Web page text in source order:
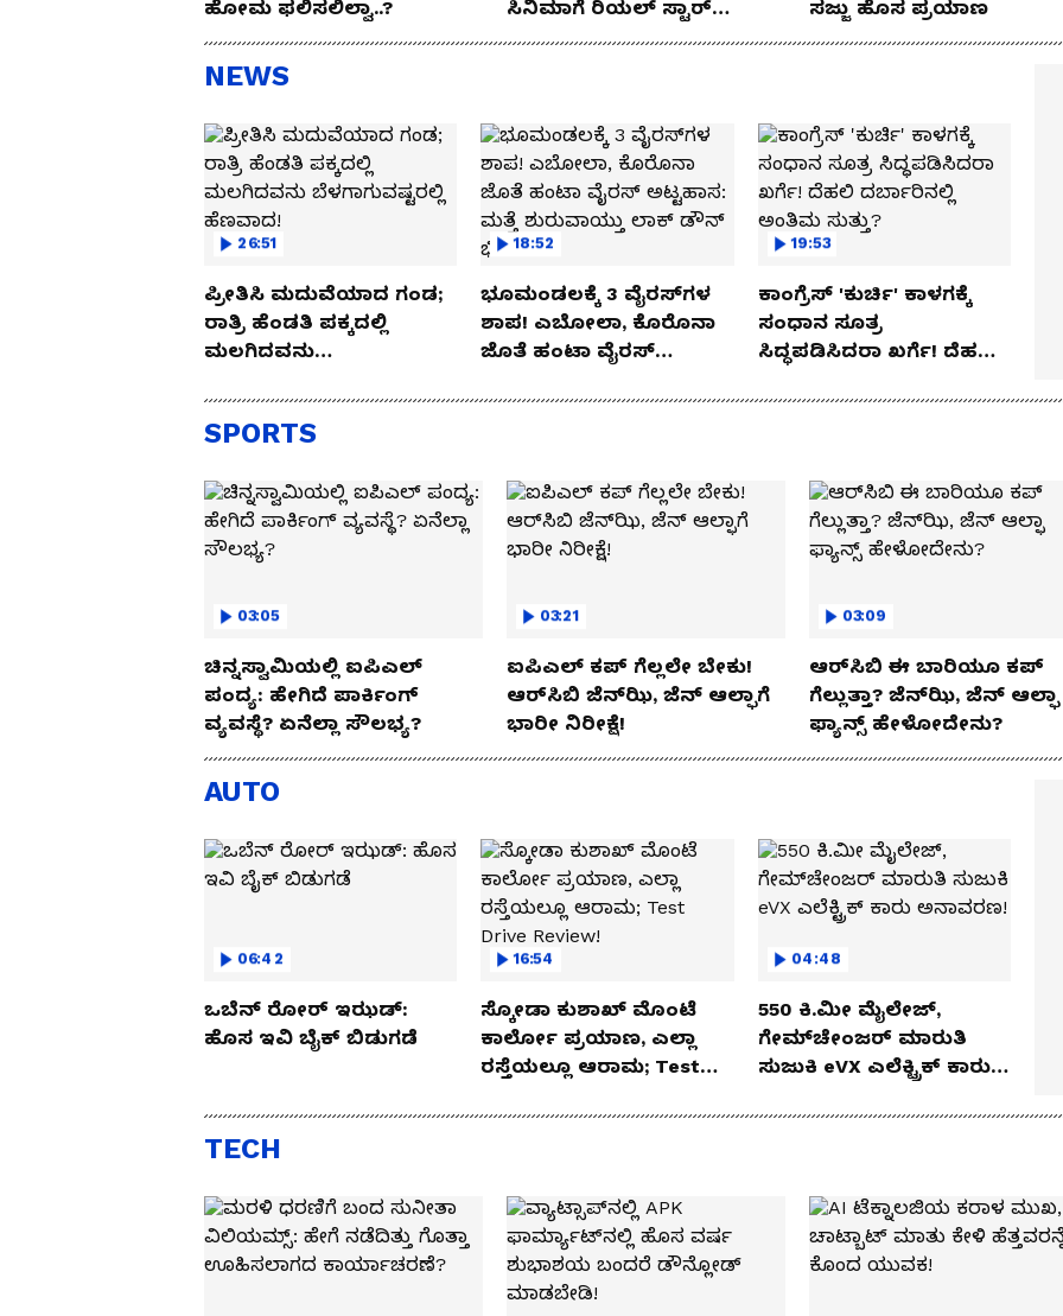
ಹೋಮ ಫಲಿಸಲಿಲ್ವಾ..?
ಸಿನಿಮಾಗೆ ರಿಯಲ್ ಸ್ಟಾರ್
ಉಪೇಂದ್ರ ಸಾಥ್‌
ಸಜ್ಜು ಹೊಸ ಪ್ರಯಾಣ
NEWS
26:51
ಪ್ರೀತಿಸಿ ಮದುವೆಯಾದ ಗಂಡ;
ರಾತ್ರಿ ಹೆಂಡತಿ ಪಕ್ಕದಲ್ಲಿ
ಮಲಗಿದವನು
18:52
ಭೂಮಂಡಲಕ್ಕೆ 3 ವೈರಸ್‌ಗಳ
ಶಾಪ! ಎಬೋಲಾ, ಕೊರೊನಾ
ಜೊತೆ ಹಂಟಾ ವೈರಸ್
ಲಾಕ್ ಡೌನ್ ಭೀತಿ!
19:53
ಕಾಂಗ್ರೆಸ್ 'ಕುರ್ಚಿ' ಕಾಳಗಕ್ಕೆ
ಸಂಧಾನ ಸೂತ್ರ
ಸಿದ್ಧಪಡಿಸಿದರಾ ಖರ್ಗೆ! ದೆಹಲಿ
SPORTS
03:05
ಚಿನ್ನಸ್ವಾಮಿಯಲ್ಲಿ ಐಪಿಎಲ್‌
ಪಂದ್ಯ: ಹೇಗಿದೆ ಪಾರ್ಕಿಂಗ್
ವ್ಯವಸ್ಥೆ? ಏನೆಲ್ಲಾ ಸೌಲಭ್ಯ?
03:21
ಐಪಿಎಲ್ ಕಪ್‌ ಗೆಲ್ಲಲೇ ಬೇಕು!
ಆರ್‌ಸಿಬಿ ಜೆನ್‌ಝಿ, ಜೆನ್‌ ಆಲ್ಫಾಗೆ
ಭಾರೀ ನಿರೀಕ್ಷೆ!
03:09
ಆರ್‌ಸಿಬಿ ಈ ಬಾರಿಯೂ ಕಪ್‌
ಗೆಲ್ಲುತ್ತಾ? ಜೆನ್‌ಝಿ, ಜೆನ್‌ ಆಲ್ಫಾ
ಫ್ಯಾನ್ಸ್ ಹೇಳೋದೇನು?
AUTO
06:42
ಒಬೆನ್ ರೋರ್ ಇಝಡ್:
ಹೊಸ ಇವಿ ಬೈಕ್ ಬಿಡುಗಡೆ
16:54
ಸ್ಕೋಡಾ ಕುಶಾಖ್ ಮೊಂಟೆ
ಕಾರ್ಲೋ ಪ್ರಯಾಣ, ಎಲ್ಲಾ
ರಸ್ತೆಯಲ್ಲೂ ಆರಾಮ; Test
04:48
550 ಕಿ.ಮೀ ಮೈಲೇಜ್,
ಗೇಮ್‌ಚೇಂಜರ್ ಮಾರುತಿ
ಸುಜುಕಿ eVX ಎಲೆಕ್ಟ್ರಿಕ್ ಕಾರು
TECH